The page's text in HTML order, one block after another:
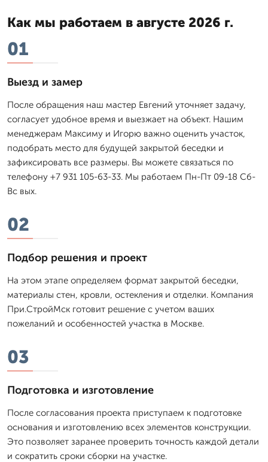
Как мы работаем в августе 2026 г.
01
Выезд и замер
После обращения наш мастер Евгений уточняет задачу,
согласует удобное время и выезжает на объект. Нашим
менеджерам Максиму и Игорю важно оценить участок,
подобрать место для будущей закрытой беседки и
зафиксировать все размеры. Вы можете связаться по
телефону +7 931 105-63-33. Мы работаем Пн-Пт 09-18 Сб-
Вс вых.
02
Подбор решения и проект
На этом этапе определяем формат закрытой беседки,
материалы стен, кровли, остекления и отделки. Компания
При.СтройМск готовит решение с учетом ваших
пожеланий и особенностей участка в Москве.
03
Подготовка и изготовление
После согласования проекта приступаем к подготовке
основания и изготовлению всех элементов конструкции.
Это позволяет заранее проверить точность каждой детали
и сократить сроки сборки на участке.